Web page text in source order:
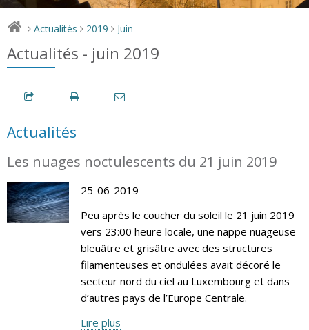
> Actualités > 2019 > Juin
Actualités - juin 2019
Actualités
Les nuages noctulescents du 21 juin 2019
25-06-2019
Peu après le coucher du soleil le 21 juin 2019
vers 23:00 heure locale, une nappe nuageuse
bleuâtre et grisâtre avec des structures
filamenteuses et ondulées avait décoré le
secteur nord du ciel au Luxembourg et dans
d’autres pays de l’Europe Centrale.
Lire plus